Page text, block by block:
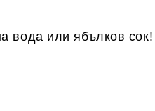
вода или ябълков сок!